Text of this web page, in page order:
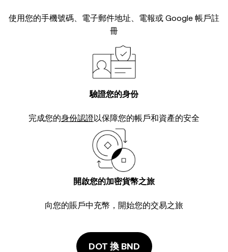
使用您的手機號碼、電子郵件地址、電報或 Google 帳戶註
冊
驗證您的身份
完成您的身份認證以保障您的帳戶和資產的安全
開啟您的加密貨幣之旅
向您的賬戶中充幣，開始您的交易之旅
DOT 換 BND